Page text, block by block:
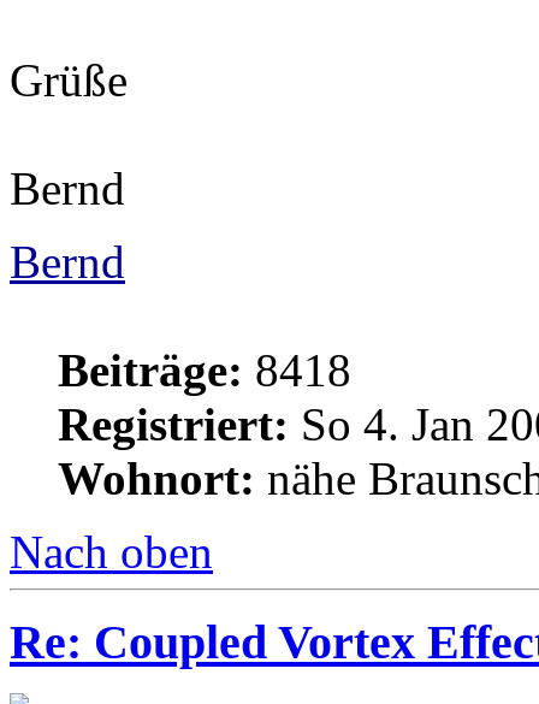
Grüße
Bernd
Bernd
Beiträge: 8418
Registriert: So 4. Jan
Wohnort: nähe
Nach oben
Re: Coupled Vortex